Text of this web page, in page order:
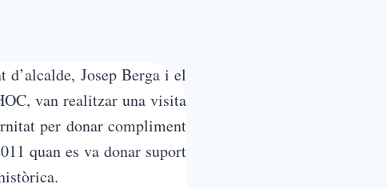
d’alcalde, Josep Berga i el
van realitzar una visita
per donar compliment
quan es va donar suport